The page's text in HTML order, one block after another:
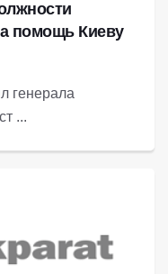
помощь Киеву
генерала
...